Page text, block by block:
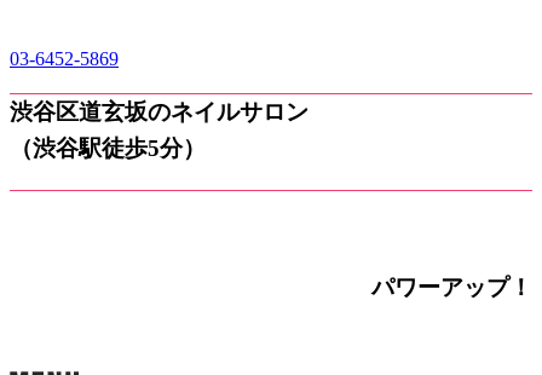
03-6452-5869
渋谷区道玄坂のネイルサロン
（渋谷駅徒歩5分）
パワーアップ！